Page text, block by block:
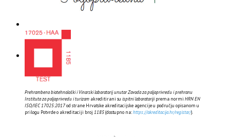
Prehrambeno biotehnološki i Vinarski laboratorij unutar Zavoda za poljoprivredu i prehranu
Instituta za poljoprivredu i turizam akreditirani su ispitni laboratorijiprema normi HRN EN
ISO/IEC 17025:2017od strane Hrvatske akreditacijske agencije u području opisanom u
prilogu Potvrde o akreditaciji broj 1185(dostupno na:https://akreditacija.hr/registar/).